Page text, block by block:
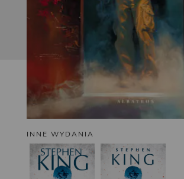
INNE WYDANIA